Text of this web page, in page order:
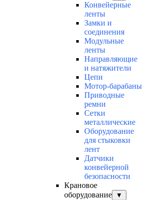
Конвейерные
ленты
Замки и
соединения
Модульные
ленты
Направляющие
и натяжители
Цепи
Мотор-барабаны
Приводные
ремни
Сетки
металлические
Оборудование
для стыковки
лент
Датчики
конвейерной
безопасности
Крановое
оборудование
▼